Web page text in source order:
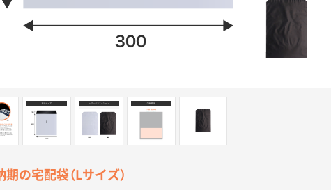
の宅配袋（Lサイズ）